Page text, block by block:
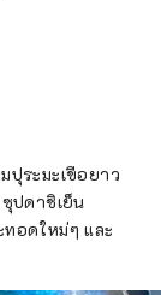
ปุระมะเขือยาว
ปดาชิเย็น
อดใหม่ๆ และ